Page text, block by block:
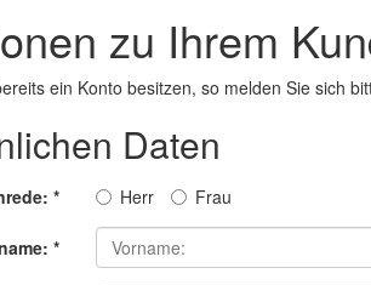
zu Ihrem
ein Konto besitzen, so melden Sie sich
Daten
* Herr Frau
*